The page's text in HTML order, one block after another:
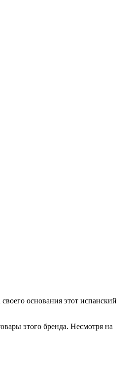
основания этот испанский
этого бренда. Несмотря на